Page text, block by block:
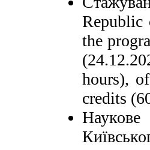
the
hours),
credits